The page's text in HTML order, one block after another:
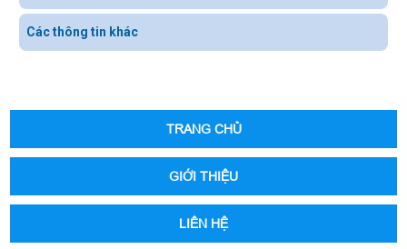
Các thông tin khác
TRANG CHỦ
GIỚI THIỆU
LIÊN HỆ